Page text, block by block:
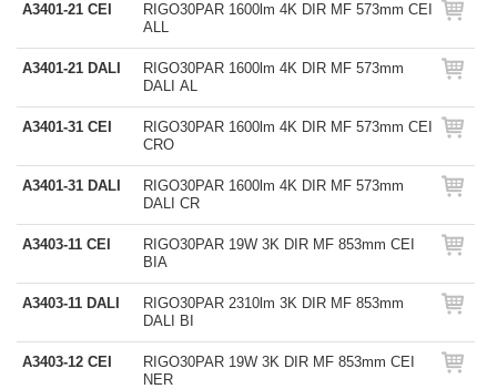
A3401-21 CEI
RIGO30PAR 1600lm 4K DIR MF 573mm CEI
ALL
A3401-21 DALI
RIGO30PAR 1600lm 4K DIR MF 573mm
DALI AL
A3401-31 CEI
RIGO30PAR 1600lm 4K DIR MF 573mm CEI
CRO
A3401-31 DALI
RIGO30PAR 1600lm 4K DIR MF 573mm
DALI CR
A3403-11 CEI
RIGO30PAR 19W 3K DIR MF 853mm CEI
BIA
A3403-11 DALI
RIGO30PAR 2310lm 3K DIR MF 853mm
DALI BI
A3403-12 CEI
RIGO30PAR 19W 3K DIR MF 853mm CEI
NER